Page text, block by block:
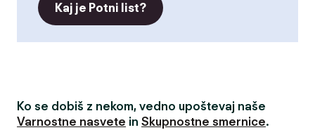
Kaj je Potni list?
Ko se dobiš z nekom, vedno upoštevaj naše
Varnostne nasvete in Skupnostne smernice.